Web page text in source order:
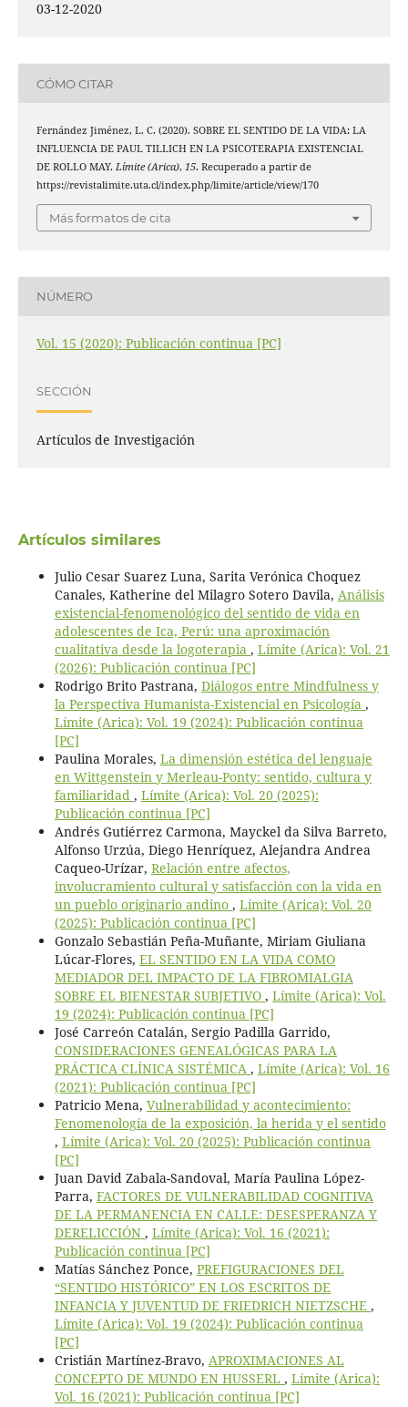
03-12-2020
CÓMO CITAR
Fernández Jiménez, L. C. (2020). SOBRE EL SENTIDO DE LA VIDA: LA
INFLUENCIA DE PAUL TILLICH EN LA PSICOTERAPIA EXISTENCIAL
DE ROLLO MAY. Límite (Arica), 15. Recuperado a partir de
https://revistalimite.uta.cl/index.php/limite/article/view/170
Más formatos de cita
NÚMERO
Vol. 15 (2020): Publicación continua [PC]
SECCIÓN
Artículos de Investigación
Artículos similares
Julio Cesar Suarez Luna, Sarita Verónica Choquez
Canales, Katherine del Milagro Sotero Davila, Análisis
existencial-fenomenológico del sentido de vida en
adolescentes de Ica, Perú: una aproximación
cualitativa desde la logoterapia , Límite (Arica): Vol. 21
(2026): Publicación continua [PC]
Rodrigo Brito Pastrana, Diálogos entre Mindfulness y
la Perspectiva Humanista-Existencial en Psicología ,
Límite (Arica): Vol. 19 (2024): Publicación continua
[PC]
Paulina Morales, La dimensión estética del lenguaje
en Wittgenstein y Merleau-Ponty: sentido, cultura y
familiaridad , Límite (Arica): Vol. 20 (2025):
Publicación continua [PC]
Andrés Gutiérrez Carmona, Mayckel da Silva Barreto,
Alfonso Urzúa, Diego Henríquez, Alejandra Andrea
Caqueo-Urízar, Relación entre afectos,
involucramiento cultural y satisfacción con la vida en
un pueblo originario andino , Límite (Arica): Vol. 20
(2025): Publicación continua [PC]
Gonzalo Sebastián Peña-Muñante, Miriam Giuliana
Lúcar-Flores, EL SENTIDO EN LA VIDA COMO
MEDIADOR DEL IMPACTO DE LA FIBROMIALGIA
SOBRE EL BIENESTAR SUBJETIVO , Límite (Arica): Vol.
19 (2024): Publicación continua [PC]
José Carreón Catalán, Sergio Padilla Garrido,
CONSIDERACIONES GENEALÓGICAS PARA LA
PRÁCTICA CLÍNICA SISTÉMICA , Límite (Arica): Vol. 16
(2021): Publicación continua [PC]
Patricio Mena, Vulnerabilidad y acontecimiento:
Fenomenología de la exposición, la herida y el sentido
, Límite (Arica): Vol. 20 (2025): Publicación continua
[PC]
Juan David Zabala-Sandoval, María Paulina López-
Parra, FACTORES DE VULNERABILIDAD COGNITIVA
DE LA PERMANENCIA EN CALLE: DESESPERANZA Y
DERELICCIÓN , Límite (Arica): Vol. 16 (2021):
Publicación continua [PC]
Matías Sánchez Ponce, PREFIGURACIONES DEL
“SENTIDO HISTÓRICO” EN LOS ESCRITOS DE
INFANCIA Y JUVENTUD DE FRIEDRICH NIETZSCHE ,
Límite (Arica): Vol. 19 (2024): Publicación continua
[PC]
Cristián Martínez-Bravo, APROXIMACIONES AL
CONCEPTO DE MUNDO EN HUSSERL , Límite (Arica):
Vol. 16 (2021): Publicación continua [PC]